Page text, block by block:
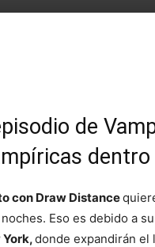
de
con Draw Distance
Eso es debido a
York,donde expandirán el